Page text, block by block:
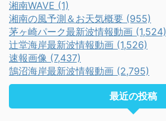
湘南WAVE (1)
湘南の風予測＆お天気概要 (955)
茅ヶ崎パーク最新波情報動画 (1,524)
辻堂海岸最新波情報動画 (1,526)
速報画像 (7,437)
鵠沼海岸最新波情報動画 (2,795)
最近の投稿